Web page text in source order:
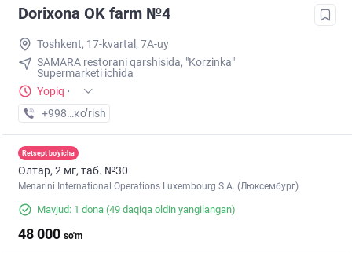
Dorixona ОK farm №4
Toshkent, 17-kvartal, 7A-uy
SAMARA restorani qarshisida, "Korzinka"
Supermarketi ichida
Yopiq ·
+998 (90) XXX-XX-XX
кo’rish
Retsept bo'yicha
Олтар, 2 мг, таб. №30
Menarini International Operations Luxembourg S.A. (Люксембург)
Mavjud: 1 dona (49 daqiqa oldin yangilangan)
48 000 so'm